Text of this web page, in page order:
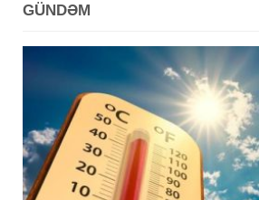
GÜNDƏM